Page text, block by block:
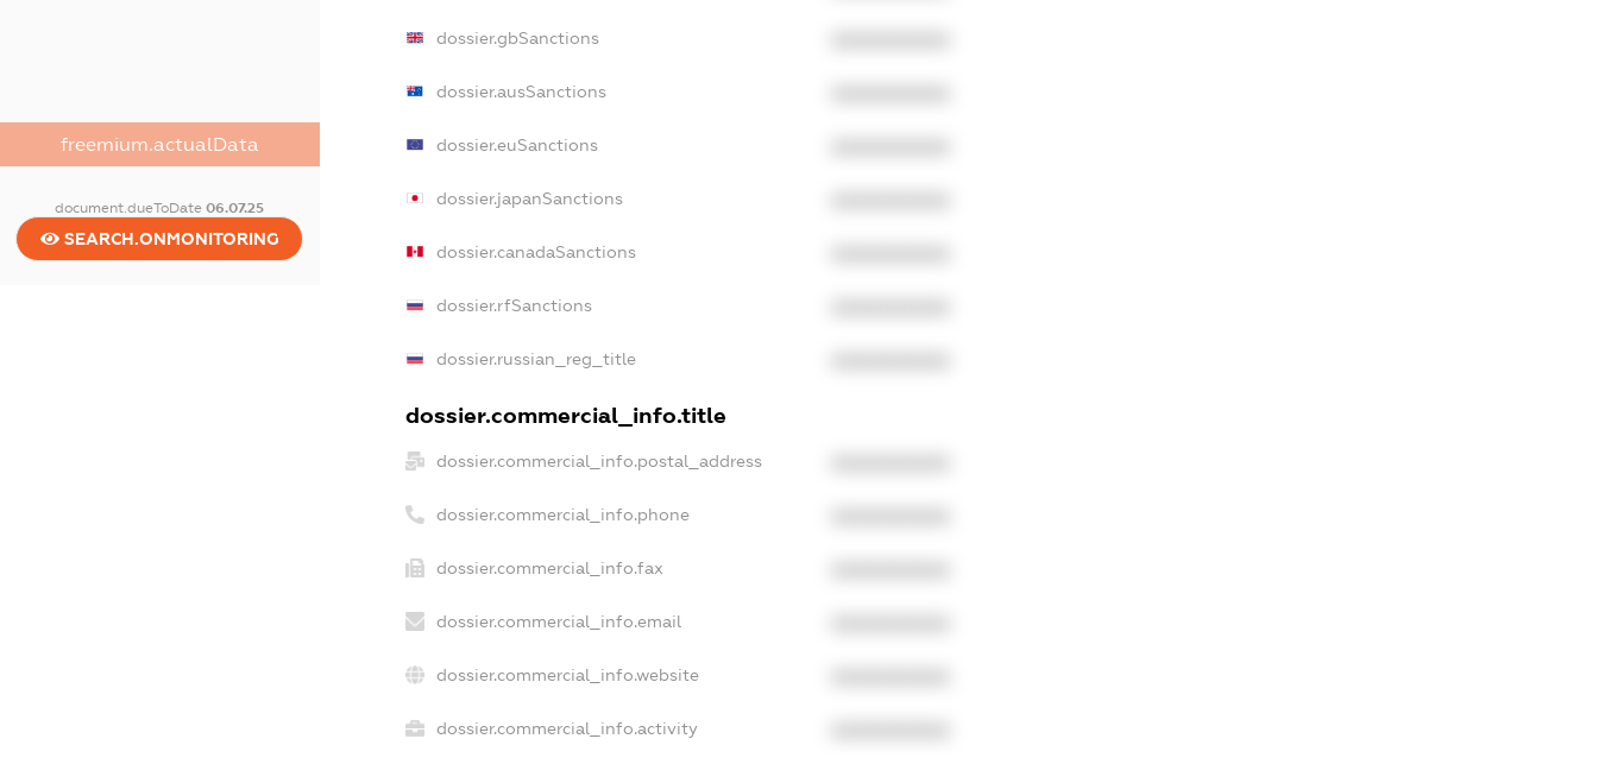
freemium.actualData
document.dueToDate06.07.25
SEARCH.ONMONITORING
dossier.gbSanctions
dossier.ausSanctions
dossier.euSanctions
dossier.japanSanctions
dossier.canadaSanctions
dossier.rfSanctions
dossier.russian_reg_title
dossier.commercial_info.title
dossier.commercial_info.postal_address
dossier.commercial_info.phone
dossier.commercial_info.fax
dossier.commercial_info.email
dossier.commercial_info.website
dossier.commercial_info.activity